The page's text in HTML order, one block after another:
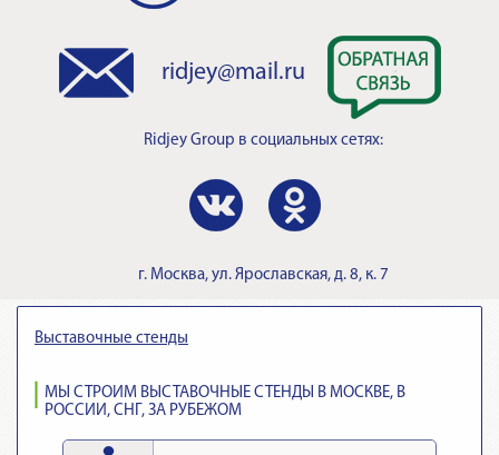
ridjey@mail.ru
Ridjey Group в социальных сетях:
г. Москва, ул. Ярославская, д. 8, к. 7
Выставочные стенды
МЫ СТРОИМ ВЫСТАВОЧНЫЕ СТЕНДЫ В МОСКВЕ, В
РОССИИ, СНГ, ЗА РУБЕЖОМ